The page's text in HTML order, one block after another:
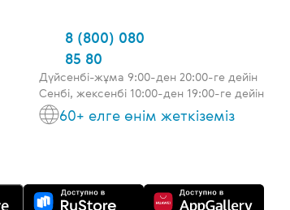
8 (800) 080
85 80
Дүйсенбі-жұма 9:00-ден 20:00-ге дейін
Сенбі, жексенбі 10:00-ден 19:00-ге дейін
60+ елге өнім жеткіземіз